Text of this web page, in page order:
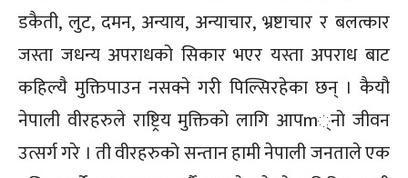
डकैती, लुट, दमन, अन्याय, अन्याचार, भ्रष्टाचार र बलत्कार
जस्ता जधन्य अपराधको सिकार भएर यस्ता अपराध बाट
कहिल्यै मुक्तिपाउन नसक्ने गरी पिल्सिरहेका छन् । कैयौ
नेपाली वीरहरुले राष्ट्रिय मुक्तिको लागि आपm्नो जीवन
उत्सर्ग गरे । ती वीरहरुको सन्तान हामी नेपाली जनताले एक